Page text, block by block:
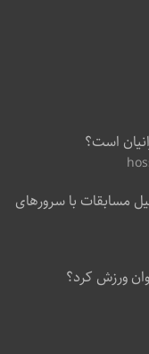
است؟
مسابقات با سرورهای
ورزش کرد؟